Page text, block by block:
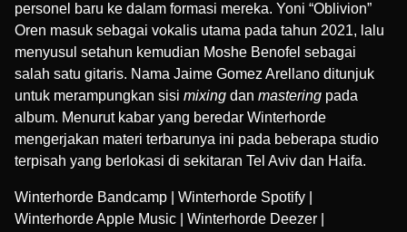
personel baru ke dalam formasi mereka. Yoni “Oblivion”
Oren masuk sebagai vokalis utama pada tahun 2021, lalu
menyusul setahun kemudian Moshe Benofel sebagai
salah satu gitaris. Nama Jaime Gomez Arellano ditunjuk
untuk merampungkan sisi mixing dan mastering pada
album. Menurut kabar yang beredar Winterhorde
mengerjakan materi terbarunya ini pada beberapa studio
terpisah yang berlokasi di sekitaran Tel Aviv dan Haifa.
Winterhorde Bandcamp Winterhorde Spotify
Winterhorde Apple Music
Winterhorde Deezer